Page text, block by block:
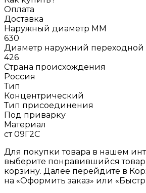
Оплата
Доставка
Наружный диаметр ММ
630
Диаметр наружний
426
Страна происхождения
Россия
Тип
Концентрический
Тип присоединения
Под приварку
Материал
ст 09Г2С
Для покупки товара в нашем
выберите понравившийся товар
корзину. Далее перейдите в
на «Оформить заказ» или